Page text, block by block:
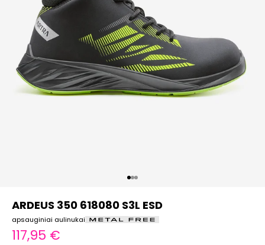
Eiti į elementą 1
Eiti į elementą 2
Eiti į elementą 3
ARDEUS 350 618080 S3L ESD
apsauginiai aulinukai
Pardavimo kaina
117,95 €